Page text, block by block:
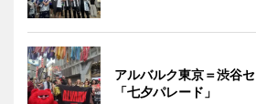
アルバルク東京＝渋谷
「七夕パレード」